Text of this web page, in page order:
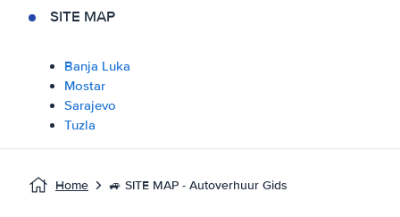
SITE MAP
Banja Luka
Mostar
Sarajevo
Tuzla
Home 🚙 SITE MAP - Autoverhuur Gids